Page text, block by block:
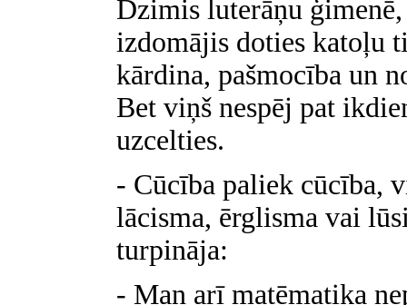
Dzimis luterāņu ģimenē,
izdomājis doties katoļu
kārdina, pašmocība un
Bet viņš nespēj pat
uzcelties.
- Cūcība paliek cūcība,
lācisma, ērglisma vai
turpināja:
- Man arī matēmatika